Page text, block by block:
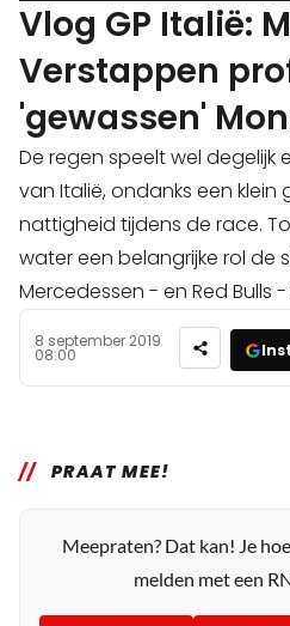
Vlog GP Italië:
Verstappen
'gewassen'
De regen speelt wel degelijk
van Italië, ondanks een klein
nattigheid tijdens de race.
water een belangrijke rol de
Mercedessen - en Red Bulls
8 september 2019
08:00
PRAAT MEE!
Meepraten? Dat kan! Je
melden met een